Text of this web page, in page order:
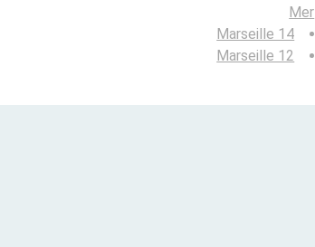
Mer
Marseille 14
Marseille 12